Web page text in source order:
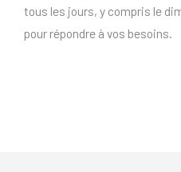
tous les jours, y compris le
pour répondre à vos besoins.